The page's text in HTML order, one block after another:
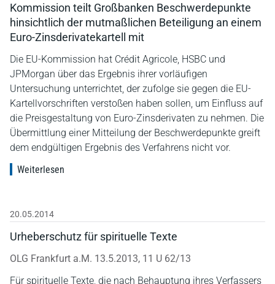
Kommission teilt Großbanken Beschwerdepunkte
hinsichtlich der mutmaßlichen Beteiligung an einem
Euro-Zinsderivatekartell mit
Die EU-Kommission hat Crédit Agricole, HSBC und
JPMorgan über das Ergebnis ihrer vorläufigen
Untersuchung unterrichtet, der zufolge sie gegen die EU-
Kartellvorschriften verstoßen haben sollen, um Einfluss auf
die Preisgestaltung von Euro-Zinsderivaten zu nehmen. Die
Übermittlung einer Mitteilung der Beschwerdepunkte greift
dem endgültigen Ergebnis des Verfahrens nicht vor.
Weiterlesen
20.05.2014
Urheberschutz für spirituelle Texte
OLG Frankfurt a.M. 13.5.2013, 11 U 62/13
Für spirituelle Texte, die nach Behauptung ihres Verfassers